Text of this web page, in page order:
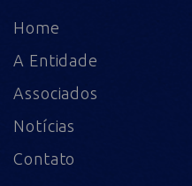
Home
A Entidade
Associados
Notícias
Contato